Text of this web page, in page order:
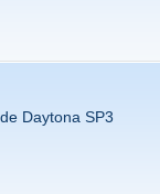
Daytona SP3